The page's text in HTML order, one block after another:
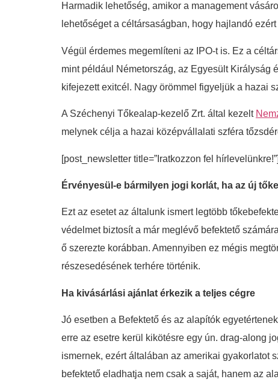
Harmadik lehetőség, amikor a management
lehetőséget a céltársaságban, hogy hajlandó
Végül érdemes megemlíteni az IPO-t is. Ez a
mint például Németország, az Egyesült Királyság
kifejezett exitcél. Nagy örömmel figyeljük a hazai
A Széchenyi Tőkealap-kezelő Zrt. által kezelt
melynek célja a hazai középvállalati szféra
[post_newsletter title=”Iratkozzon fel
Érvényesül-e bármilyen jogi korlát, ha az új
Ezt az esetet az általunk ismert legtöbb
védelmet biztosít a már meglévő befektető
ő szerezte korábban. Amennyiben ez mégis
részesedésének terhére történik.
Ha kivásárlási ajánlat érkezik a teljes cégre
Jó esetben a Befektető és az alapítók
erre az esetre kerül kikötésre egy ún. drag-along
ismernek, ezért általában az amerikai gyakorlatot
befektető eladhatja nem csak a saját, hanem az